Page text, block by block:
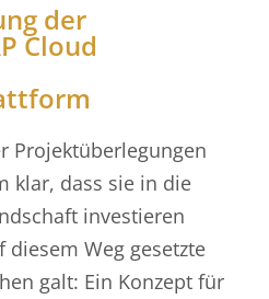
der
Cloud
Projektüberlegungen
klar, dass sie in die
investieren
Weg gesetzte
galt: Ein Konzept für